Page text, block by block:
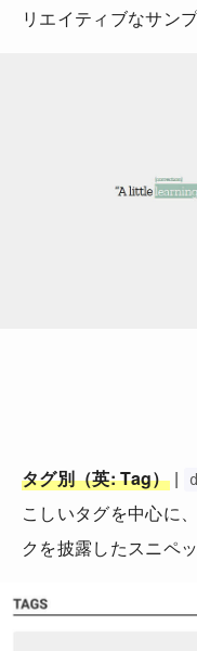
リエイティブなサン
タグ別（英: Tag）|
こしいタグを中心に
クを披露したスニペ